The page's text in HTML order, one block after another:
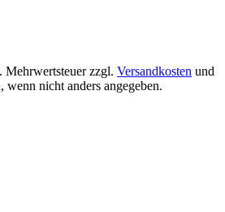
Mehrwertsteuer zzgl. Versandkosten und
wenn nicht anders angegeben.